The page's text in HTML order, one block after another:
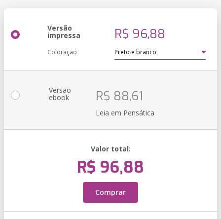
Versão
impressa R$ 96,88
Coloração
Versão
ebook R$ 88,61
Leia em Pensática
Valor total:
R$ 96,88
Comprar